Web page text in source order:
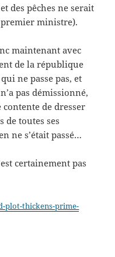
des pêches ne serait
ministre).
maintenant avec
de la république
ne passe pas, et
pas démissionné,
contente de dresser
de toutes ses
ne s’était passé…
certainement pas
plot-thickens-prime-